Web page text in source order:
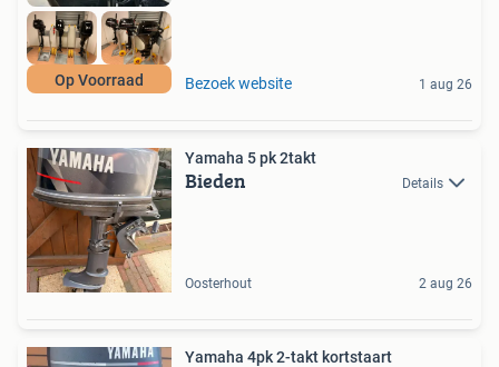
Op Voorraad Bezoek website 1 aug 26
Yamaha 5 pk 2takt
Bieden Details
Oosterhout 2 aug 26
Yamaha 4pk 2-takt kortstaart